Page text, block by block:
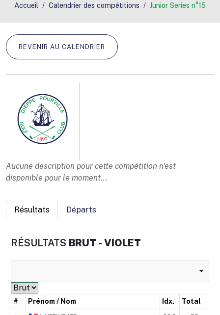
Accueil Calendrier des compétitions Junior Series n°15
REVENIR AU CALENDRIER
Aucune description pour cette compétition n'est
disponible pour le moment...
Résultats Départs
RÉSULTATS BRUT - VIOLET
# Prénom / Nom Idx. Total